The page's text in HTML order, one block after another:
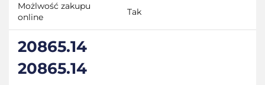
Możlwość zakupu
online
Tak
20865.14
20865.14